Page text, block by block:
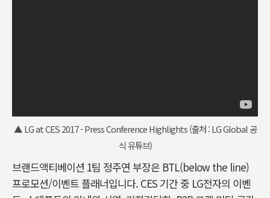
▲ LG at CES 2017 - Press Conference Highlights (출처 : LG Global 공
식 유튜브)
브랜드액티베이션 1팀 정주연 부장은 BTL(below the line)
프로모션/이벤트 플래너입니다. CES 기간 중 LG전자의 이벤